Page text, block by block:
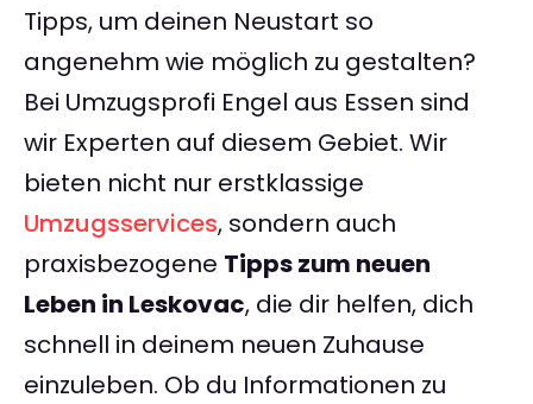
Tipps, um deinen Neustart so
angenehm wie möglich zu gestalten?
Bei Umzugsprofi Engel aus Essen sind
wir Experten auf diesem Gebiet. Wir
bieten nicht nur erstklassige
Umzugsservices, sondern auch
praxisbezogene Tipps zum neuen
Leben in Leskovac, die dir helfen, dich
schnell in deinem neuen Zuhause
einzuleben. Ob du Informationen zu